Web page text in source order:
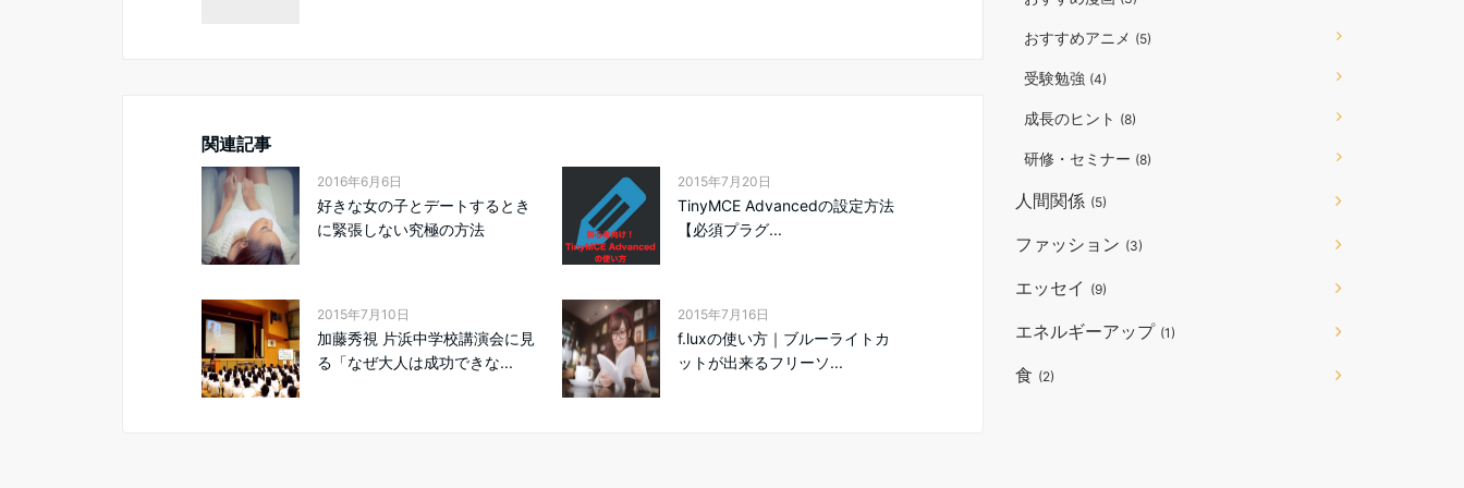
関連記事
2016年6月6日
好きな女の子とデートするとき
に緊張しない究極の方法
2015年7月20日
TinyMCE Advancedの設定方法
【必須プラグ...
2015年7月10日
加藤秀視 片浜中学校講演会に見
る「なぜ大人は成功できな...
2015年7月16日
f.luxの使い方｜ブルーライトカ
ットが出来るフリーソ...
おすすめアニメ (5)
受験勉強 (4)
成長のヒント (8)
研修・セミナー (8)
人間関係 (5)
ファッション (3)
エッセイ (9)
エネルギーアップ (1)
食 (2)